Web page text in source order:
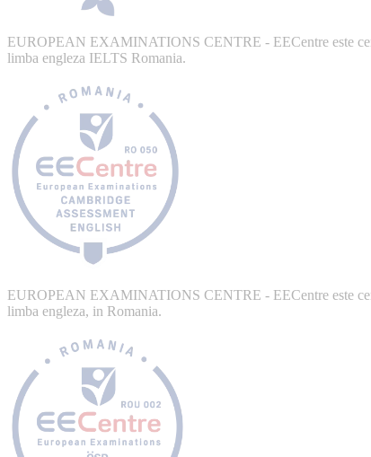
EUROPEAN EXAMINATIONS CENTRE - EECentre este
limba engleza IELTS Romania.
EUROPEAN EXAMINATIONS CENTRE - EECentre este
limba engleza, in Romania.